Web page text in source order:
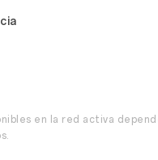
en la red activa